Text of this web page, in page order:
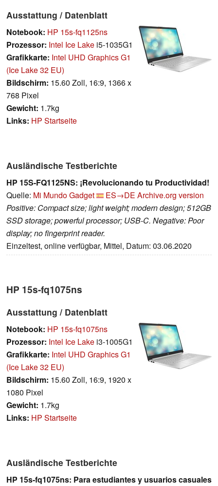
Ausstattung / Datenblatt
Notebook: HP 15s-fq1125ns
Prozessor: Intel Ice Lake i5-1035G1
Grafikkarte: Intel UHD Graphics G1
(Ice Lake 32 EU)
Bildschirm: 15.60 Zoll, 16:9, 1366 x
768 Pixel
Gewicht: 1.7kg
Links: HP Startseite
Ausländische Testberichte
HP 15S-FQ1125NS: ¡Revolucionando tu Productividad!
Quelle: Mi Mundo Gadget ES→DE Archive.org version
Positive: Compact size; light weight; modern design; 512GB
SSD storage; powerful processor; USB-C. Negative: Poor
display; no fingerprint reader.
Einzeltest, online verfügbar, Mittel, Datum: 03.06.2020
HP 15s-fq1075ns
Ausstattung / Datenblatt
Notebook: HP 15s-fq1075ns
Prozessor: Intel Ice Lake i3-1005G1
Grafikkarte: Intel UHD Graphics G1
(Ice Lake 32 EU)
Bildschirm: 15.60 Zoll, 16:9, 1920 x
1080 Pixel
Gewicht: 1.7kg
Links: HP Startseite
Ausländische Testberichte
HP 15s-fq1075ns: Para estudiantes y usuarios casuales